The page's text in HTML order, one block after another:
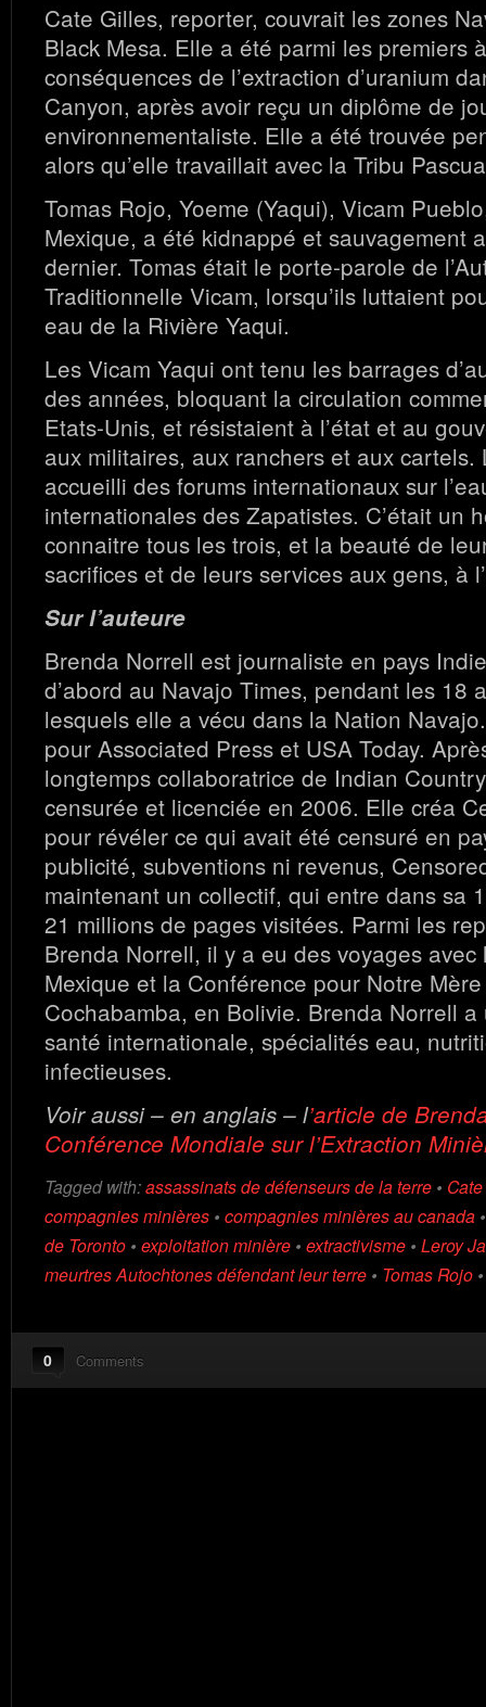
Cate Gilles, reporter, couvrait les zones
Black Mesa. Elle a été parmi les premiers
conséquences de l’extraction d’uranium
Canyon, après avoir reçu un diplôme de
environnementaliste. Elle a été trouvée
alors qu’elle travaillait avec la Tribu
Tomas Rojo, Yoeme (Yaqui), Vicam
Mexique, a été kidnappé et sauvagement
dernier. Tomas était le porte-parole de
Traditionnelle Vicam, lorsqu’ils luttaient
eau de la Rivière Yaqui.
Les Vicam Yaqui ont tenu les barrages
des années, bloquant la circulation
Etats-Unis, et résistaient à l’état et au
aux militaires, aux ranchers et aux cartels.
accueilli des forums internationaux sur
internationales des Zapatistes. C’était un
connaitre tous les trois, et la beauté de
sacrifices et de leurs services aux gens, à
Sur l’auteure
Brenda Norrell est journaliste en pays
d’abord au Navajo Times, pendant les 18
lesquels elle a vécu dans la Nation
pour Associated Press et USA Today.
longtemps collaboratrice de Indian
censurée et licenciée en 2006. Elle créa
pour révéler ce qui avait été censuré en
publicité, subventions ni revenus,
maintenant un collectif, qui entre dans sa
21 millions de pages visitées. Parmi les
Brenda Norrell, il y a eu des voyages
Mexique et la Conférence pour Notre
Cochabamba, en Bolivie. Brenda Norrell
santé internationale, spécialités eau,
infectieuses.
Voir aussi – en anglais – l’article de
Conférence Mondiale sur l’Extraction
Tagged with:assassinats de défenseurs de la terre •
compagnies minières • compagnies minières au canada
de Toronto • exploitation minière • extractivisme • Leroy
meurtres Autochtones défendant leur terre • Tomas Rojo
0 Comments